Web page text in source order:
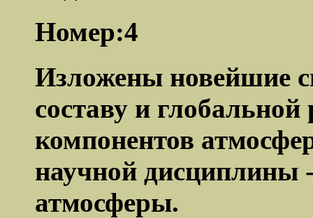
Номер:4
Изложены новейшие
составу и
компонентов
научной дисциплины
атмосферы.